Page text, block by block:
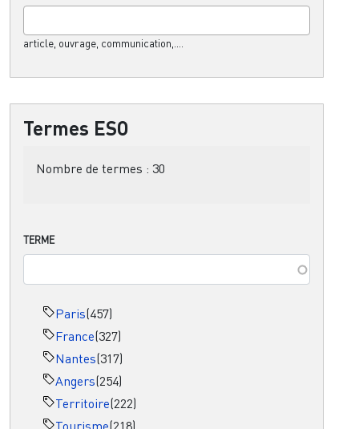
article, ouvrage, communication,....
Termes ESO
Nombre de termes : 30
TERME
Paris(457)
France(327)
Nantes(317)
Angers(254)
Territoire(222)